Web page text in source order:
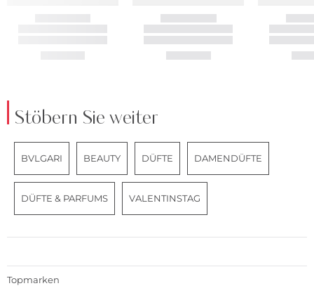
Stöbern Sie weiter
BVLGARI BEAUTY DÜFTE DAMENDÜFTE
DÜFTE & PARFUMS VALENTINSTAG
Topmarken